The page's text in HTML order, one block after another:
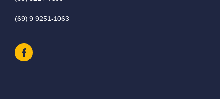
(69) 9 9251-1063